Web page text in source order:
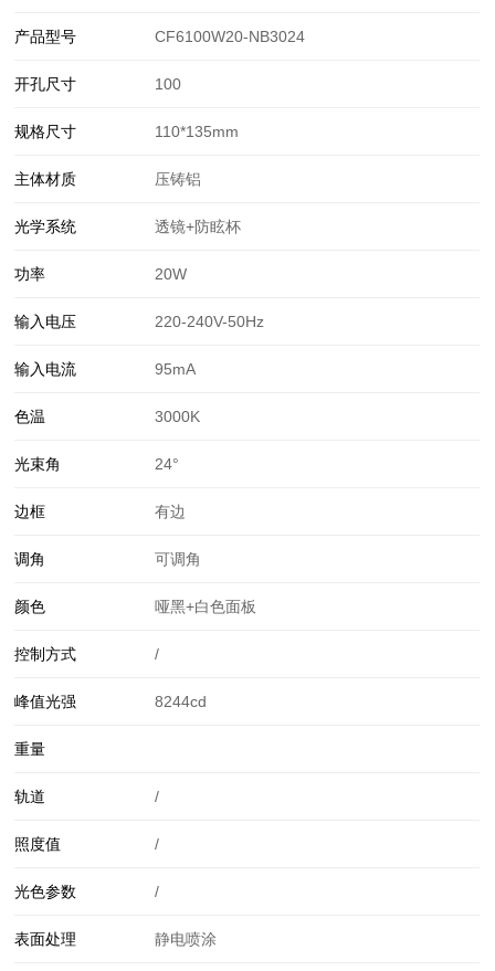
产品型号 CF6100W20-NB3024
开孔尺寸 100
规格尺寸 110*135mm
主体材质 压铸铝
光学系统 透镜+防眩杯
功率 20W
输入电压 220-240V-50Hz
输入电流 95mA
色温 3000K
光束角 24°
边框 有边
调角 可调角
颜色 哑黑+白色面板
控制方式 /
峰值光强 8244cd
重量
轨道 /
照度值 /
光色参数 /
表面处理 静电喷涂